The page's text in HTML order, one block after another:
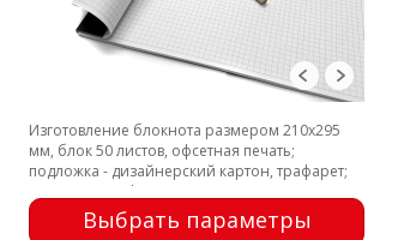
Изготовление блокнота размером 210х295
мм, блок 50 листов, офсетная печать;
подложка - дизайнерский картон, трафарет;
заклепки, перфорация
Выбрать параметры